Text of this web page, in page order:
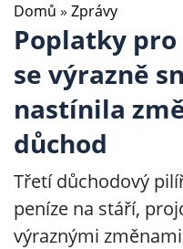
Domů » Zprávy
Poplatky
se výrazně
nastínila
důchod
Třetí důchodový
peníze na stáří,
výraznými